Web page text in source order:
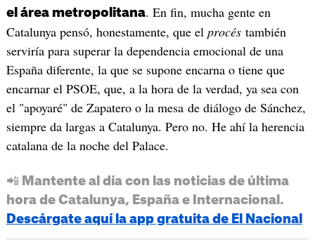
el área metropolitana. En fin, mucha gente en
Catalunya pensó, honestamente, que el procéstambién
serviría para superar la dependencia emocional de una
España diferente, la que se supone encarna o tiene que
encarnar el PSOE, que, a la hora de la verdad, ya sea con
el "apoyaré" de Zapatero o la mesa de diálogo de Sánchez,
siempre da largas a Catalunya. Pero no. He ahí la herencia
catalana de la noche del Palace.
📲 Mantente al día con las noticias de última
hora de Catalunya, España e Internacional.
Descárgate aquí la app gratuita de El Nacional